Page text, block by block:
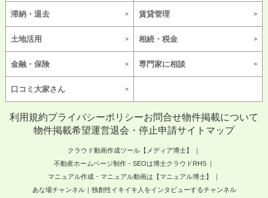
滞納・退去 賃貸管理
土地活用 相続・税金
金融・保険 専門家に相談
口コミ大家さん
利用規約プライバシーポリシーお問合せ物件掲載について
物件掲載希望運営退会・停止申請サイトマップ
クラウド動画作成ツール【メディア博士】
不動産ホームページ制作・SEOは博士クラウドRHS
マニュアル作成・マニュアル動画は【マニュアル博士】
あな場チャンネル｜独創性イキイキ人をインタビューするチャンネル